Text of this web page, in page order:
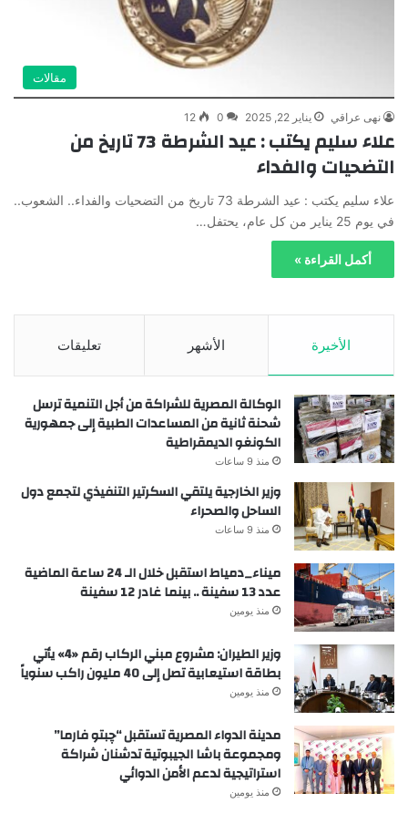
مقالات
نهى عراقي يناير 22, 2025 0
12
علاء سليم يكتب : عيد الشرطة 73 تاريخ من
التضحيات والفداء
علاء سليم يكتب : عيد الشرطة 73 تاريخ من التضحيات والفداء.. الشعوب..
في يوم 25 يناير من كل عام، يحتفل…
أكمل القراءة »
الأخيرة الأشهر تعليقات
الوكالة المصرية للشراكة من أجل التنمية ترسل
شحنة ثانية من المساعدات الطبية إلى جمهورية
الكونغو الديمقراطية
منذ 9 ساعات
وزير الخارجية يلتقي السكرتير التنفيذي لتجمع دول
الساحل والصحراء
منذ 9 ساعات
ميناء_دمياط استقبل خلال الـ 24 ساعة الماضية
عدد 13 سفينة .. بينما غادر 12 سفينة
منذ يومين
وزير الطيران: مشروع مبني الركاب رقم «4» يأتي
بطاقة استيعابية تصل إلى 40 مليون راكب سنوياً
منذ يومين
مدينة الدواء المصرية تستقبل “چبتو فارما”
ومجموعة باشا الجيبوتية تدشنان شراكة
استراتيجية لدعم الأمن الدوائي
منذ يومين